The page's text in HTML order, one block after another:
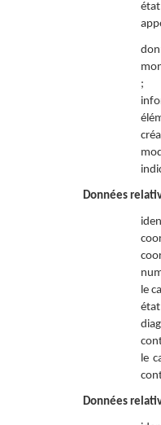
état
;
Données
le
le
Données